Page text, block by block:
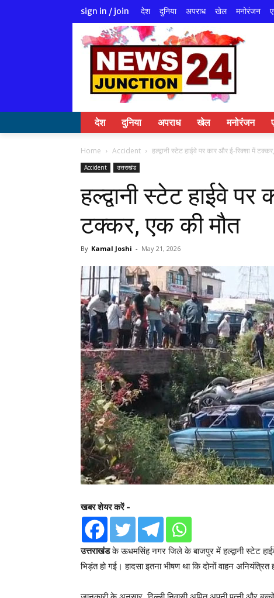
sign in / join देश दुनिया अपराध खेल मनोरंजन
देश दुनिया अपराध खेल मनोरंजन
Home Accident हल्द्वानी स्टेट हाईवे पर कार और ई-रिक्शा में
Accident उत्तराखंड
हल्द्वानी स्टेट हाईवे
टक्कर, एक की मौत
By Kamal Joshi - May 21, 2026
खबर शेयर करें -
उत्तराखंडके ऊधमसिंह नगर जिले के बाजपुर में हल्द्वानी स्टेट
भिड़ंत हो गई। हादसा इतना भीषण था कि दोनों वाहन